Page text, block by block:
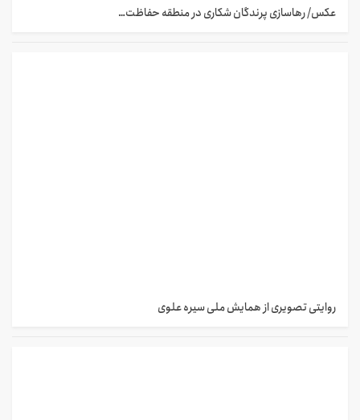
عکس/ رهاسازی پرندگان شکاری در منطقه حفاظت…
روایتی تصویری از همایش ملی سیره علوی